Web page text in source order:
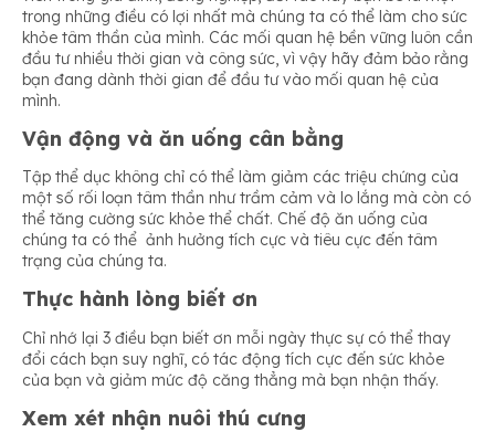
trong những điều có lợi nhất mà chúng ta có thể làm cho sức
khỏe tâm thần của mình. Các mối quan hệ bền vững luôn cần
đầu tư nhiều thời gian và công sức, vì vậy hãy đảm bảo rằng
bạn đang dành thời gian để đầu tư vào mối quan hệ của
mình.
Vận động và ăn uống cân bằng
Tập thể dục không chỉ có thể làm giảm các triệu chứng của
một số rối loạn tâm thần như trầm cảm và lo lắng mà còn có
thể tăng cường sức khỏe thể chất. Chế độ ăn uống của
chúng ta có thể ảnh hưởng tích cực và tiêu cực đến tâm
trạng của chúng ta.
Thực hành lòng biết ơn
Chỉ nhớ lại 3 điều bạn biết ơn mỗi ngày thực sự có thể thay
đổi cách bạn suy nghĩ, có tác động tích cực đến sức khỏe
của bạn và giảm mức độ căng thẳng mà bạn nhận thấy.
Xem xét nhận nuôi thú cưng